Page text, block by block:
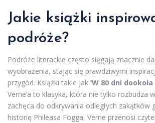
Jakie książki
podróże?
Podróże literackie często sięgają znacznie
wyobrażenia, stając się prawdziwymi
przygód. Książki takie jak ’W 80 dni
Verne’a to klasyka, która nie tylko rozbudza
zachęca do odkrywania odległych zakątków
historię Phileasa Fogga, Verne przenosi